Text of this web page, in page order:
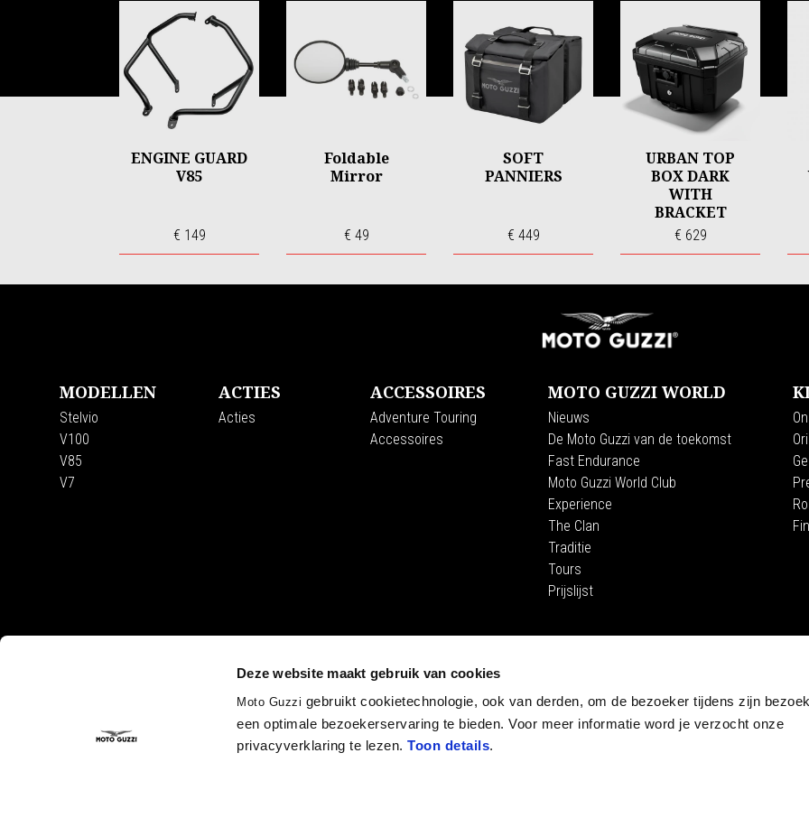
Deze website maakt gebruik van cookies
Moto Guzzi gebruikt cookietechnologie, ook van derden, om de bezoeker tijdens zijn
een optimale bezoekerservaring te bieden. Voor meer informatie word je verzocht onze
privacyverklaring te lezen.Toon details.
ENGINE GUARD
V85
€ 149
Foldable
Mirror
€ 49
SOFT
PANNIERS
€ 449
URBAN TOP
BOX DARK
WITH
BRACKET
€ 629
Item
MODELLEN
Stelvio
V100
V85
V7
ACTIES
Acties
ACCESSOIRES
Adventure Touring
Accessoires
MOTO GUZZI WORLD
Nieuws
De Moto Guzzi van de toekomst
Fast Endurance
Moto Guzzi World Club
Experience
The Clan
Traditie
Tours
Prijslijst
Wide Magazine
Piaggio Group
Het Moto Guzzi Museum
Accessibility